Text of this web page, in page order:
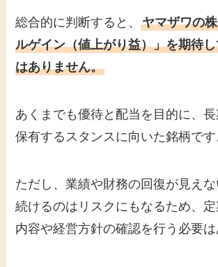
総合的に判断すると、ヤマザワの
ルゲイン（値上がり益）」を期待
はありません。
あくまでも優待と配当を目的に、
保有するスタンスに向いた銘柄です
ただし、業績や財務の回復が見え
続けるのはリスクにもなるため、
内容や経営方針の確認を行う必要は